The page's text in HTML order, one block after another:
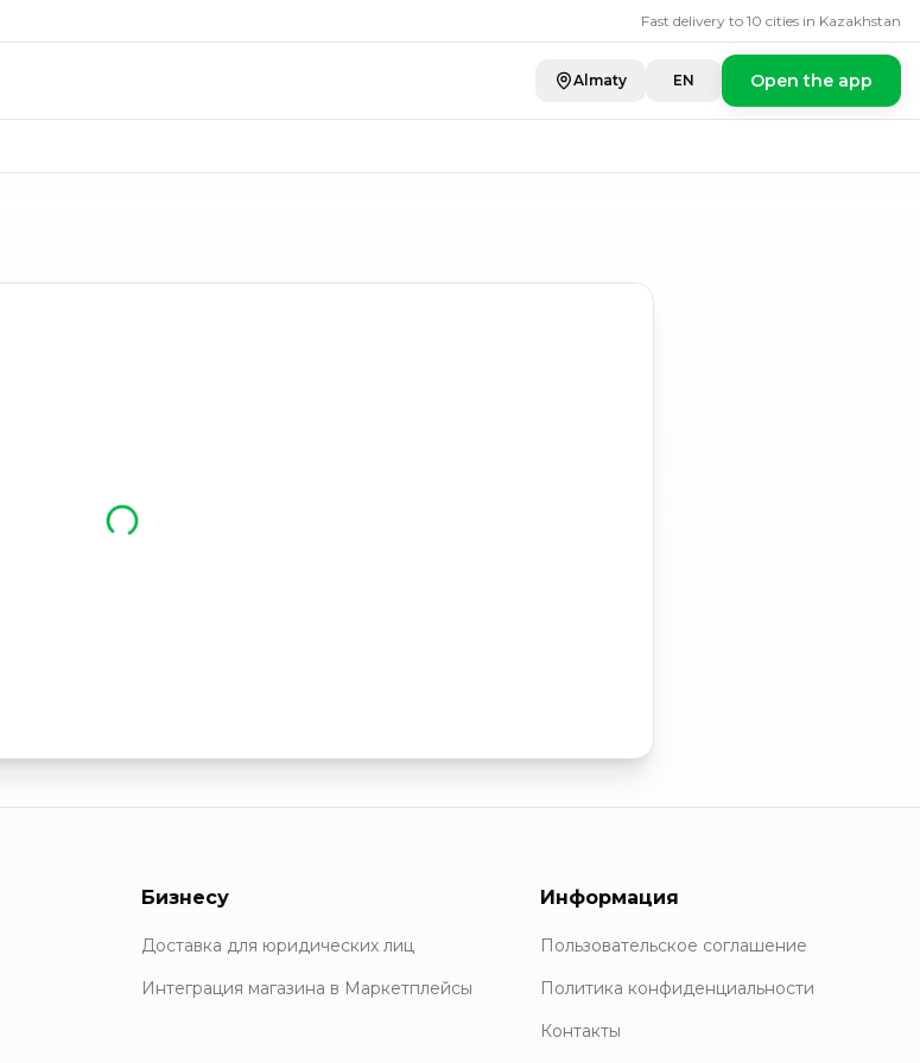
Fast delivery to 10 cities in Kazakhstan
Almaty EN Open the app
Бизнесу
Доставка для юридических лиц
Интеграция магазина в Маркетплейсы
Информация
Пользовательское соглашение
Политика конфиденциальности
Контакты